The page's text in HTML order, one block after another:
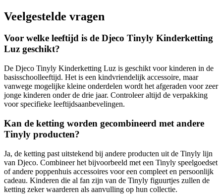
Veelgestelde vragen
Voor welke leeftijd is de Djeco Tinyly Kinderketting
Luz geschikt?
De Djeco Tinyly Kinderketting Luz is geschikt voor kinderen in de
basisschoolleeftijd. Het is een kindvriendelijk accessoire, maar
vanwege mogelijke kleine onderdelen wordt het afgeraden voor zeer
jonge kinderen onder de drie jaar. Controleer altijd de verpakking
voor specifieke leeftijdsaanbevelingen.
Kan de ketting worden gecombineerd met andere
Tinyly producten?
Ja, de ketting past uitstekend bij andere producten uit de Tinyly lijn
van Djeco. Combineer het bijvoorbeeld met een Tinyly speelgoedset
of andere poppenhuis accessoires voor een compleet en persoonlijk
cadeau. Kinderen die al fan zijn van de Tinyly figuurtjes zullen de
ketting zeker waarderen als aanvulling op hun collectie.